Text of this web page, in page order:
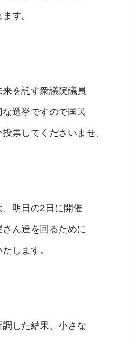
す。
を託す衆議院議員
選挙ですので国民
票してくださいませ。
明日の2日に開催
ん達を回るために
します。
した結果、小さな